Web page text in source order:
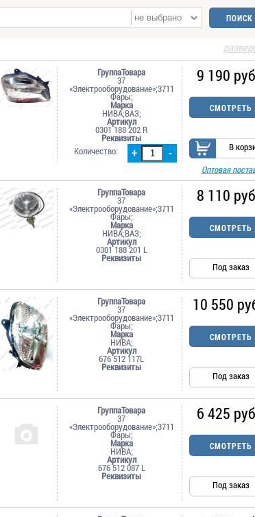
ГруппаТовара
37
«Электрооборудование»;3711
Фары;
Марка
НИВА;ВАЗ;
Артикул
0301 188 202 R
Реквизиты
+ -
Количество:
9 190
СМОТРЕТЬ
В
Оптовая
ГруппаТовара
37
«Электрооборудование»;3711
Фары;
Марка
НИВА;ВАЗ;
Артикул
0301 188 201 L
Реквизиты
8 110
СМОТРЕТЬ
Под заказ
ГруппаТовара
37
«Электрооборудование»;3711
Фары;
Марка
НИВА;
Артикул
676 512 117L
Реквизиты
10 550
СМОТРЕТЬ
Под заказ
ГруппаТовара
37
«Электрооборудование»;3711
Фары;
Марка
НИВА;
Артикул
676 512 087 L
Реквизиты
6 425
СМОТРЕТЬ
Под заказ